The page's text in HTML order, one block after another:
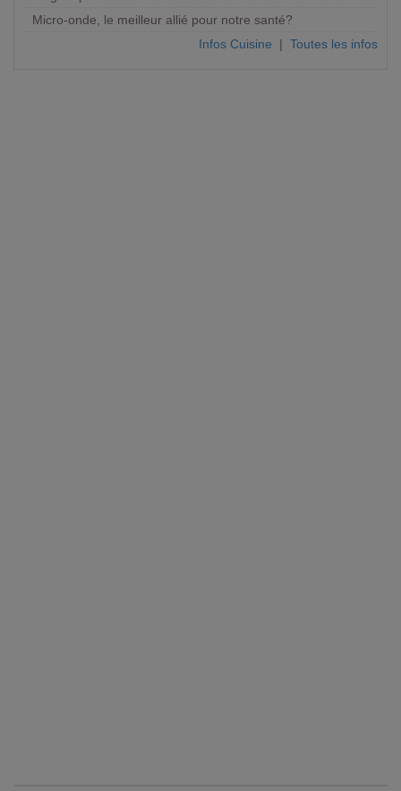
Micro-onde, le meilleur allié pour notre santé?
Infos Cuisine | Toutes les infos